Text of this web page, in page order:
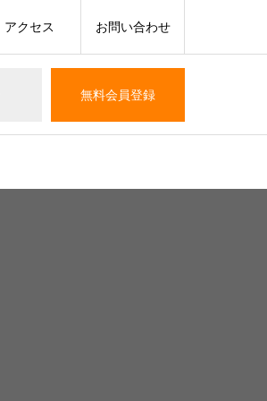
無料会員登録
アクセス お問い合わせ